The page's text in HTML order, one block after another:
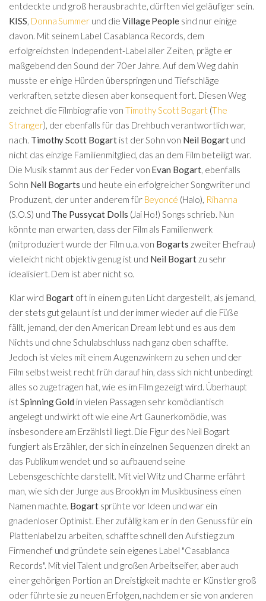
entdeckte und groß herausbrachte, dürften viel geläufiger sein.
KISS Donna Summer und die Village People sind nur einige
davon. Mit seinem Label Casablanca Records, dem
erfolgreichsten Independent-Label aller Zeiten, prägte er
maßgebend den Sound der 70er Jahre. Auf dem Weg dahin
musste er einige Hürden überspringen und Tiefschläge
verkraften, setzte diesen aber konsequent fort. Diesen Weg
zeichnet die Filmbiografie von Timothy Scott Bogart(The
Stranger), der ebenfalls für das Drehbuch verantwortlich war,
nach. Timothy Scott Bogartist der Sohn von Neil Bogartund
nicht das einzige Familienmitglied, das an dem Film beteiligt war.
Die Musik stammt aus der Feder von Evan Bogart, ebenfalls
Sohn Neil Bogarts und heute ein erfolgreicher Songwriter und
Produzent, der unter anderem für Beyoncé (Halo), Rihanna
(S.O.S) und The Pussycat Dolls (Jai Ho!) Songs schrieb. Nun
könnte man erwarten, dass der Film als Familienwerk
(mitproduziert wurde der Film u.a. von Bogarts zweiter Ehefrau)
vielleicht nicht objektiv genug ist und Neil Bogartzu sehr
idealisiert. Dem ist aber nicht so.
Klar wird Bogart oft in einem guten Licht dargestellt, als jemand,
der stets gut gelaunt ist und der immer wieder auf die Füße
fällt, jemand, der den American Dream lebt und es aus dem
Nichts und ohne Schulabschluss nach ganz oben schaffte.
Jedoch ist vieles mit einem Augenzwinkern zu sehen und der
Film selbst weist recht früh darauf hin, dass sich nicht unbedingt
alles so zugetragen hat, wie es im Film gezeigt wird. Überhaupt
ist Spinning Gold in vielen Passagen sehr komödiantisch
angelegt und wirkt oft wie eine Art Gaunerkomödie, was
insbesondere am Erzählstil liegt. Die Figur des Neil Bogart
fungiert als Erzähler, der sich in einzelnen Sequenzen direkt an
das Publikum wendet und so aufbauend seine
Lebensgeschichte darstellt. Mit viel Witz und Charme erfährt
man, wie sich der Junge aus Brooklyn im Musikbusiness einen
Namen machte. Bogart sprühte vor Ideen und war ein
gnadenloser Optimist. Eher zufällig kam er in den Genuss für ein
Plattenlabel zu arbeiten, schaffte schnell den Aufstieg zum
Firmenchef und gründete sein eigenes Label "Casablanca
Records". Mit viel Talent und großen Arbeitseifer, aber auch
einer gehörigen Portion an Dreistigkeit machte er Künstler groß
oder führte sie zu neuen Erfolgen, nachdem er sie von anderen